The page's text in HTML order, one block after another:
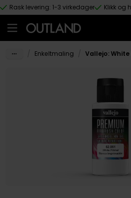
Hopp til hovedinnhold
Rask levering: 1-3 virkedager Klikk og
Enkeltmaling Vallejo: